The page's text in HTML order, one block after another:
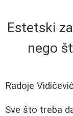
Estetski
nego
Radoje Vidičević
Sve što treba